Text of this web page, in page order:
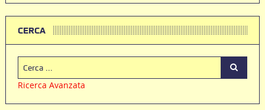
CERCA
Ricerca Avanzata